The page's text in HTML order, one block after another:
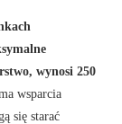
wynosi 250
wsparcia
się starać